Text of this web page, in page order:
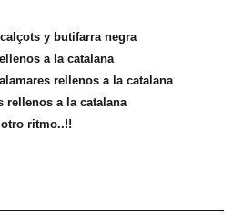
y butifarra negra
a la catalana
rellenos a la catalana
rellenos a la catalana
ritmo..!!